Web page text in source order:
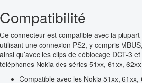
Compatibilité
Ce connecteur est compatible avec la plupart
utilisant une connexion PS2, y compris
ainsi qu’avec les clips de déblocage DCT-3
téléphones Nokia des séries 51xx, 61xx,
Compatible avec les Nokia 51xx, 61xx,